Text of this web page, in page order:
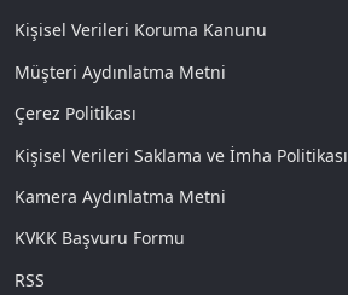
Kişisel Verileri Koruma Kanunu
Müşteri Aydınlatma Metni
Çerez Politikası
Kişisel Verileri Saklama ve İmha Politikası
Kamera Aydınlatma Metni
KVKK Başvuru Formu
RSS